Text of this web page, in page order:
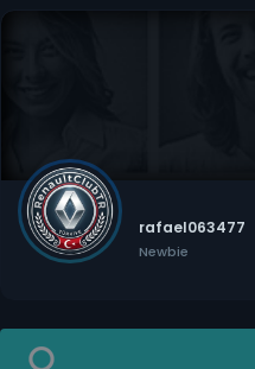
rafael063477
Newbie